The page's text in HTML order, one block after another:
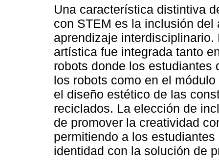
Una característica distintiva
con STEM es la inclusión
aprendizaje
artística fue integrada tanto
robots donde los estudiantes
los robots como en el
el diseño estético de las
reciclados. La elección de
de promover la creatividad
permitiendo a los
identidad con la solución de